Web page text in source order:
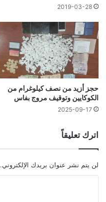
2019-03-28
حجز أزيد من نصف كيلوغرام من
الكوكايين وتوقيف مروج بفاس
2025-09-17
اترك تعليقاً
لن يتم نشر عنوان بريدك الإلكتروني.